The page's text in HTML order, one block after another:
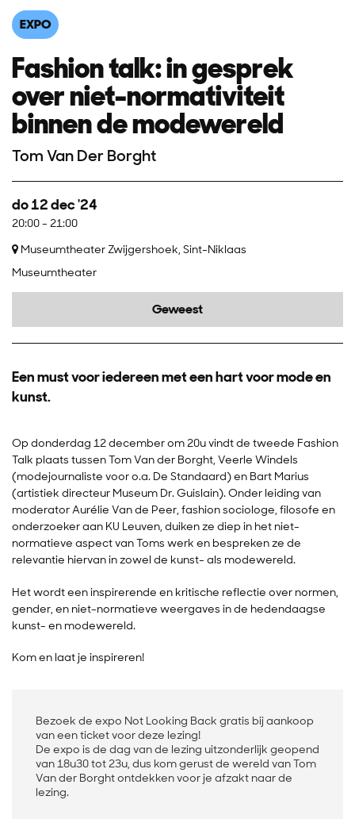
EXPO
Fashion talk: in gesprek
over niet-normativiteit
binnen de modewereld
Tom Van Der Borght
do 12 dec '24
20:00- 21:00
Museumtheater Zwijgershoek, Sint-Niklaas
Museumtheater
Geweest
Een must voor iedereen met een hart voor mode en
kunst.
Op donderdag 12 december om 20u vindt de tweede Fashion
Talk plaats tussen Tom Van der Borght, Veerle Windels
(modejournaliste voor o.a. De Standaard) en Bart Marius
(artistiek directeur Museum Dr. Guislain). Onder leiding van
moderator Aurélie Van de Peer, fashion sociologe, filosofe en
onderzoeker aan KU Leuven, duiken ze diep in het niet-
normatieve aspect van Toms werk en bespreken ze de
relevantie hiervan in zowel de kunst- als modewereld.
Het wordt een inspirerende en kritische reflectie over normen,
gender, en niet-normatieve weergaves in de hedendaagse
kunst- en modewereld.
Kom en laat je inspireren!
Bezoek de expo Not Looking Back gratis bij aankoop
van een ticket voor deze lezing!
De expo is de dag van de lezing uitzonderlijk geopend
van 18u30 tot 23u, dus kom gerust de wereld van Tom
Van der Borght ontdekken voor je afzakt naar de
lezing.